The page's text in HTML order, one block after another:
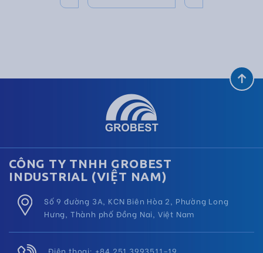
CÔNG TY TNHH GROBEST
INDUSTRIAL (VIỆT NAM)
Số 9 đường 3A, KCN Biên Hòa 2, Phường Long
Hưng, Thành phố Đồng Nai, Việt Nam
Điện thoại: +84 251 3993511–19